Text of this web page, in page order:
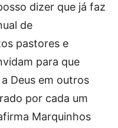
dizer que já faz
de
pastores e
para que
Deus em outros
por cada um
Marquinhos